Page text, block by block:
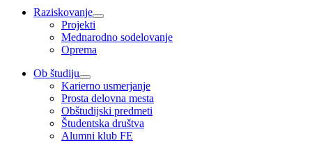
Raziskovanje
Projekti
Mednarodno sodelovanje
Oprema
Ob študiju
Karierno usmerjanje
Prosta delovna mesta
Obštudijski predmeti
Študentska društva
Alumni klub FE